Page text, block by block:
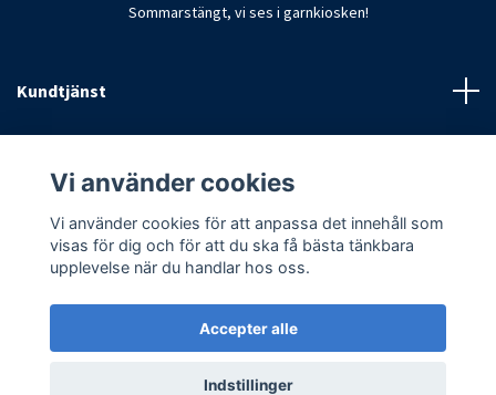
Sommarstängt, vi ses i garnkiosken!
Kundtjänst
© 2026 CrochetByKim
Vi använder cookies
Vi använder cookies för att anpassa det innehåll som
visas för dig och för att du ska få bästa tänkbara
upplevelse när du handlar hos oss.
Accepter alle
Indstillinger